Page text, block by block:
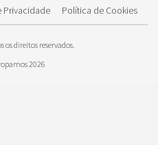
Privacidade Política de Cookies
os direitos reservados.
2026